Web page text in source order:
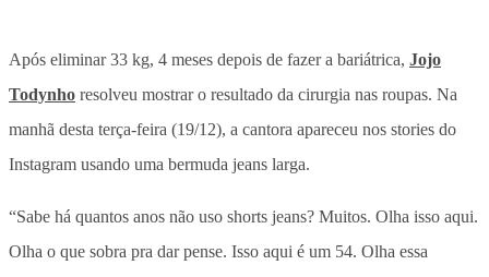
Após eliminar 33 kg, 4 meses depois de fazer a bariátrica, Jojo
Todynho resolveu mostrar o resultado da cirurgia nas roupas. Na
manhã desta terça-feira (19/12), a cantora apareceu nos stories do
Instagram usando uma bermuda jeans larga.
“Sabe há quantos anos não uso shorts jeans? Muitos. Olha isso aqui.
Olha o que sobra pra dar pense. Isso aqui é um 54. Olha essa